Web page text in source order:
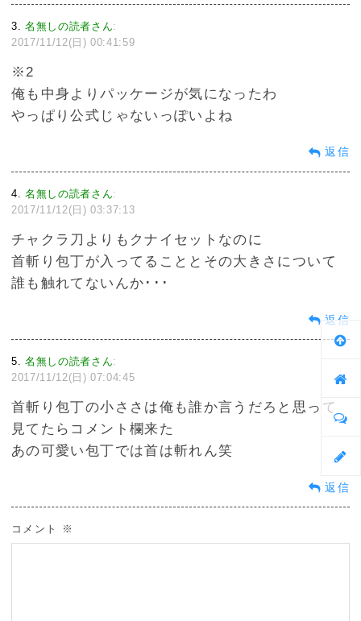
3 名無しの読者さん:
2017/11/12(日) 00:41:59
※2
俺も中身よりパッケージが気になったわ
やっぱり公式じゃないっぽいよね
返信
4 名無しの読者さん:
2017/11/12(日) 03:37:13
チャクラ刀よりもクナイセットなのに
首斬り包丁が入ってることとその大きさについて
誰も触れてないんか･･･
返信
5 名無しの読者さん:
2017/11/12(日) 07:04:45
首斬り包丁の小ささは俺も誰か言うだろと思って
見てたらコメント欄来た
あの可愛い包丁では首は斬れん笑
返信
コメント ※